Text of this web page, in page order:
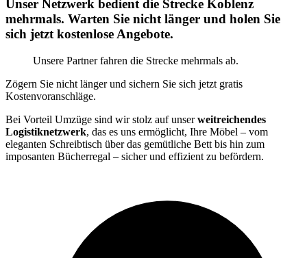
Unser Netzwerk bedient die Strecke Koblenz
mehrmals. Warten Sie nicht länger und holen Sie
sich jetzt kostenlose Angebote.
Unsere Partner fahren die Strecke mehrmals ab.
Zögern Sie nicht länger und sichern Sie sich jetzt gratis
Kostenvoranschläge.
Bei Vorteil Umzüge sind wir stolz auf unserweitreichendes
Logistiknetzwerk, das es uns ermöglicht, Ihre Möbel – vom
eleganten Schreibtisch über das gemütliche Bett bis hin zum
imposanten Bücherregal – sicher und effizient zu befördern.